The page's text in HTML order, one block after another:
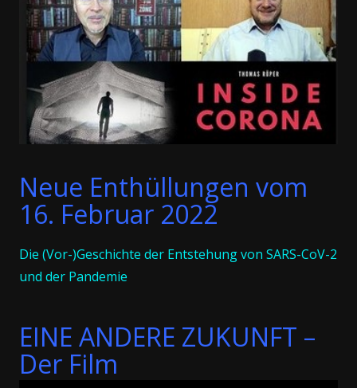
Neue Enthüllungen vom
16. Februar 2022
Die (Vor-)Geschichte der Entstehung von SARS-CoV-2
und der Pandemie
EINE ANDERE ZUKUNFT –
Der Film